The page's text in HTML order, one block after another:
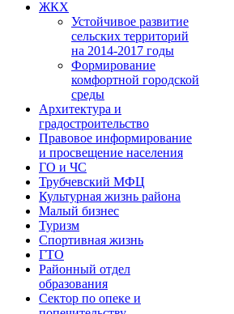
ЖКХ
Устойчивое развитие
сельских территорий
на 2014-2017 годы
Формирование
комфортной городской
среды
Архитектура и
градостроительство
Правовое информирование
и просвещение населения
ГО и ЧС
Трубчевский МФЦ
Культурная жизнь района
Малый бизнес
Туризм
Спортивная жизнь
ГТО
Районный отдел
образования
Сектор по опеке и